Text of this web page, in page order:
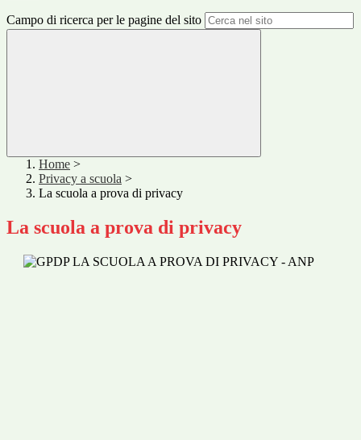
Campo di ricerca per le pagine del sito
Home >
Privacy a scuola >
La scuola a prova di privacy
La scuola a prova di privacy